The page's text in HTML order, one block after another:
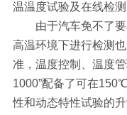
温温度试验及在线检
由于汽车免不了要
高温环境下进行检测
准，温度控制、温度
1000”配备了可在
性和动态特性试验的